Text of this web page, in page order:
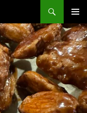
MENU